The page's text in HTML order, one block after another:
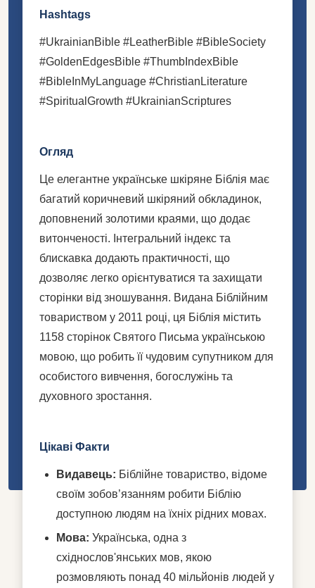
Hashtags
#UkrainianBible #LeatherBible #BibleSociety
#GoldenEdgesBible #ThumbIndexBible
#BibleInMyLanguage #ChristianLiterature
#SpiritualGrowth #UkrainianScriptures
Огляд
Це елегантне українське шкіряне Біблія має
багатий коричневий шкіряний обкладинок,
доповнений золотими краями, що додає
витонченості. Інтегральний індекс та
блискавка додають практичності, що
дозволяє легко орієнтуватися та захищати
сторінки від зношування. Видана Біблійним
товариством у 2011 році, ця Біблія містить
1158 сторінок Святого Письма українською
мовою, що робить її чудовим супутником для
особистого вивчення, богослужінь та
духовного зростання.
Цікаві Факти
Видавець: Біблійне товариство, відоме
своїм зобов’язанням робити Біблію
доступною людям на їхніх рідних мовах.
Мова: Українська, одна з
східнослов'янських мов, якою
розмовляють понад 40 мільйонів людей у